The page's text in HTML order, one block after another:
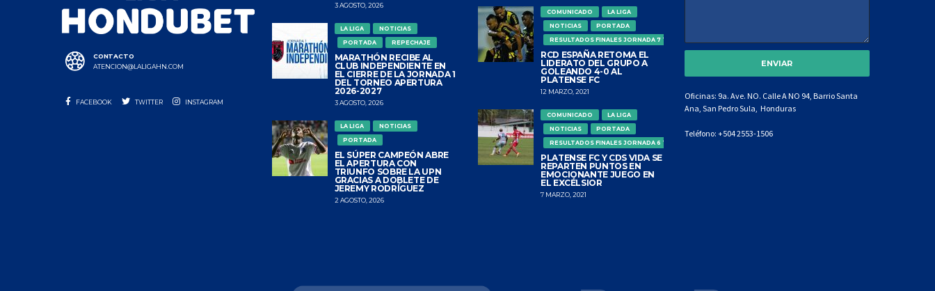
CONTACTO
ATENCION@LALIGAHN.COM
FACEBOOK TWITTER INSTAGRAM
3 AGOSTO, 2026
LA LIGA
NOTICIAS
PORTADA
REPECHAJE
MARATHÓN RECIBE AL
CLUB INDEPENDIENTE EN
EL CIERRE DE LA JORNADA 1
DEL TORNEO APERTURA
2026-2027
3 AGOSTO, 2026
LA LIGA
NOTICIAS
PORTADA
EL SÚPER CAMPEÓN ABRE
EL APERTURA CON
TRIUNFO SOBRE LA UPN
GRACIAS A DOBLETE DE
JEREMY RODRÍGUEZ
2 AGOSTO, 2026
COMUNICADO
LA LIGA
NOTICIAS
PORTADA
RESULTADOS FINALES JORNADA 7 TORNEO CLAUSURA
RCD ESPAÑA RETOMA EL
LIDERATO DEL GRUPO A
GOLEANDO 4-0 AL
PLATENSE FC
12 MARZO, 2021
COMUNICADO
LA LIGA
NOTICIAS
PORTADA
RESULTADOS FINALES JORNADA 6 TORNEO CLAUSURA
PLATENSE FC Y CDS VIDA SE
REPARTEN PUNTOS EN
EMOCIONANTE JUEGO EN
EL EXCÉLSIOR
7 MARZO, 2021
Oficinas: 9a. Ave. NO. Calle A NO 94, Barrio Santa
Ana, San Pedro Sula, Honduras
Teléfono: +504 2553-1506